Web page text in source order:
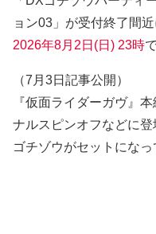
ョン03」が受付終了間近
2026年8月2日(日) 23時
（7月3日記事公開）
『仮面ライダーガヴ』
ナルスピンオフなどに
ゴチゾウがセットになっ